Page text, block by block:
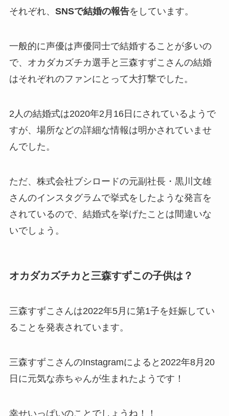
それぞれ、 SNSで結婚の報告をしています。
一般的に声優は声優同士で結婚することが多いの
で、オカダカズチカ選手と三森すずこさんの結婚
はそれぞれのファンにとって大打撃でした。
2人の結婚式は2020年2月16日にされているようで
すが、場所などの詳細な情報は明かされていませ
んでした。
ただ、株式会社ブシロードの元副社長・黒川文雄
さんのインスタグラムで挙式をしたような発言を
されているので、結婚式を挙げたことは間違いな
いでしょう。
オカダカズチカと三森すずこの子供は？
三森すずこさんは2022年5月に第1子を妊娠してい
ることを発表されています。
三森すずこさんのInstagramによると2022年8月20
日に元気な赤ちゃんが生まれたようです！
幸せいっぱいのことでしょうね！！